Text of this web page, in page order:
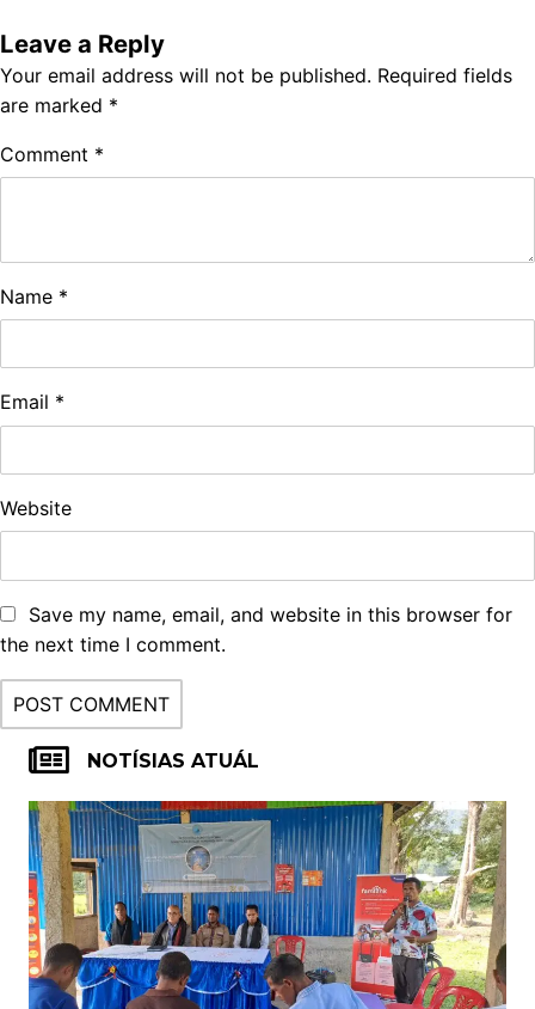
Leave a Reply
Your email address will not be published. Required fields
are marked *
Comment *
Name *
Email *
Website
Save my name, email, and website in this browser for
the next time I comment.
NOTÍSIAS ATUÁL